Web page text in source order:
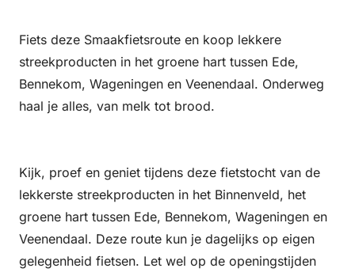
Fiets deze Smaakfietsroute en koop lekkere
streekproducten in het groene hart tussen Ede,
Bennekom, Wageningen en Veenendaal. Onderweg
haal je alles, van melk tot brood.
Kijk, proef en geniet tijdens deze fietstocht van de
lekkerste streekproducten in het Binnenveld, het
groene hart tussen Ede, Bennekom, Wageningen en
Veenendaal. Deze route kun je dagelijks op eigen
gelegenheid fietsen. Let wel op de openingstijden